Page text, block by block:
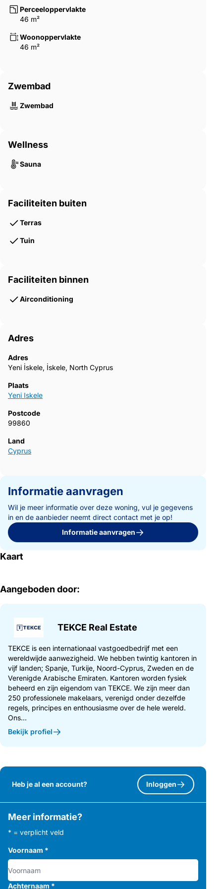
Perceeloppervlakte
46 m²
Woonoppervlakte
46 m²
Zwembad
Zwembad
Wellness
Sauna
Faciliteiten buiten
Terras
Tuin
Faciliteiten binnen
Airconditioning
Adres
Adres
Yeni İskele, İskele, North Cyprus
Plaats
Yeni Iskele
Postcode
99860
Land
Cyprus
Informatie aanvragen
Wil je meer informatie over deze woning, vul je gegevens
in en de aanbieder neemt direct contact met je op!
Informatie aanvragen
Kaart
Aangeboden door:
TEKCE Real Estate
TEKCE is een internationaal vastgoedbedrijf met een
wereldwijde aanwezigheid. We hebben twintig kantoren in
vijf landen; Spanje, Turkije, Noord-Cyprus, Zweden en de
Verenigde Arabische Emiraten. Kantoren worden fysiek
beheerd en zijn eigendom van TEKCE. We zijn meer dan
250 professionele makelaars, verenigd onder dezelfde
regels, principes en enthousiasme over de hele wereld.
Ons...
Bekijk profiel
Heb je al een account? Inloggen
Meer informatie?
* = verplicht veld
Voornaam *
Achternaam *